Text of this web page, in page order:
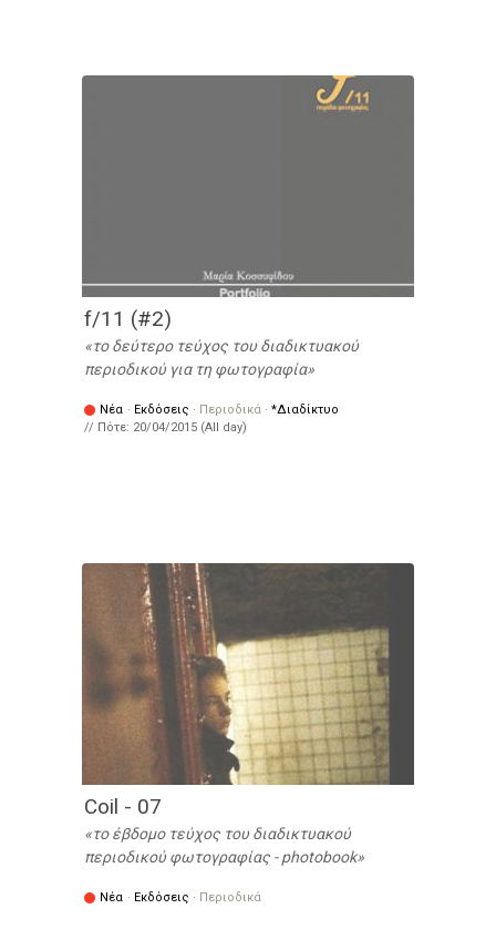
f/11 (#2)
το δεύτερο τεύχος του διαδικτυακού
περιοδικού για τη φωτογραφία
Νέα · Εκδόσεις · Περιοδικά · *Διαδίκτυο
// Πότε: 20/04/2015 (All day)
Coil - 07
το έβδομο τεύχος του διαδικτυακού
περιοδικού φωτογραφίας - photobook
Νέα · Εκδόσεις · Περιοδικά